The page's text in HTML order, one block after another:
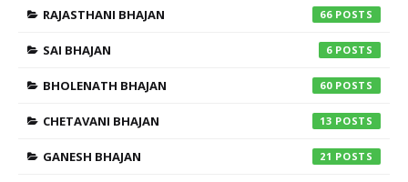
RAJASTHANI BHAJAN 66
SAI BHAJAN 6
BHOLENATH BHAJAN 60
CHETAVANI BHAJAN 13
GANESH BHAJAN 21